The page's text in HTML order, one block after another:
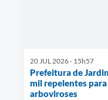
20 JUL 2026 - 15h57
Prefeitura de
mil repelentes
arboviroses